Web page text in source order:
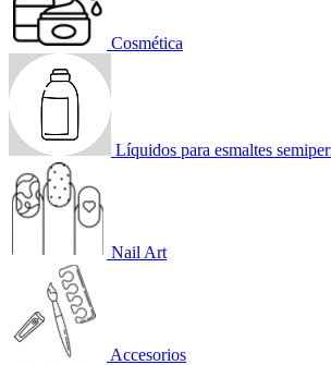
Cosmética
Líquidos para esmaltes
Nail Art
Accesorios